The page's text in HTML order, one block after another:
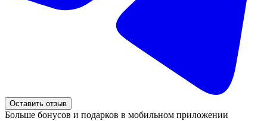
Оставить отзыв
Больше бонусов и подарков в мобильном приложении